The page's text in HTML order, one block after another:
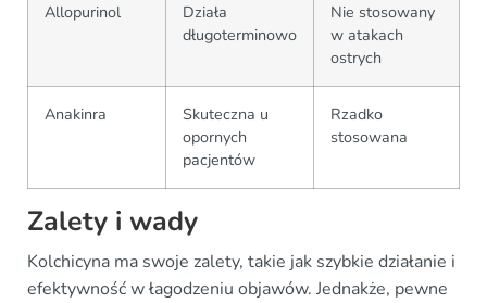
Allopurinol
Działa
długoterminowo
Nie stosowany
w atakach
ostrych
Anakinra
Skuteczna u
opornych
pacjentów
Rzadko
stosowana
Zalety i wady
Kolchicyna ma swoje zalety, takie jak szybkie działanie i
efektywność w łagodzeniu objawów. Jednakże, pewne